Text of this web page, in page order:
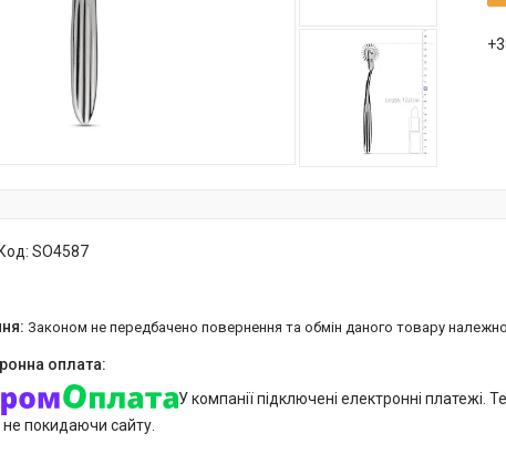
Код: SO4587
Законом не передбачено повернення та обмін даного товару
У компанії підключені електронні платежі.
покидаючи сайту.